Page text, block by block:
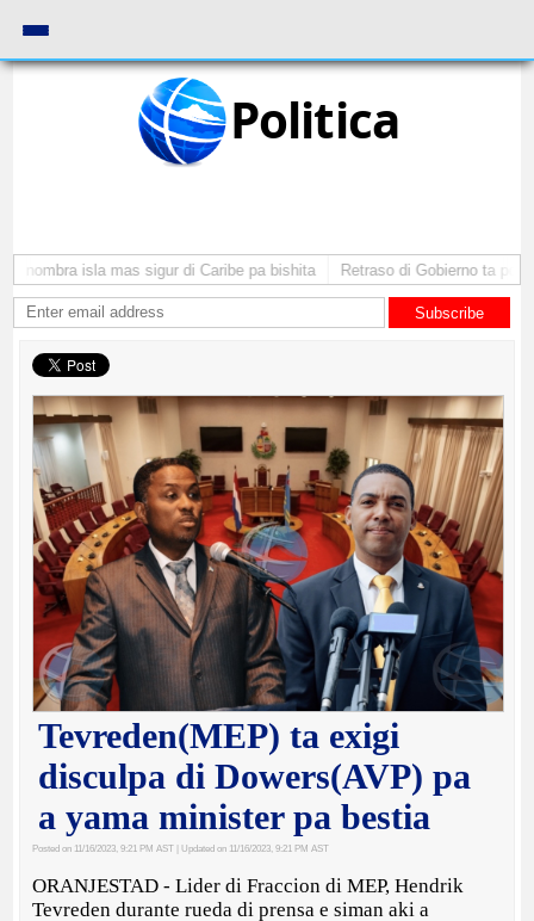
Politica
isla mas sigur di Caribe pa bishita Retraso di Gobierno ta pone
Subscribe
Tevreden(MEP) ta exigi
disculpa di Dowers(AVP) pa
a yama minister pa bestia
Posted on 11/16/2023, 9:21 PM AST | Updated on 11/16/2023, 9:21 PM AST
ORANJESTAD - Lider di Fraccion di MEP, Hendrik
Tevreden durante rueda di prensa e siman aki a